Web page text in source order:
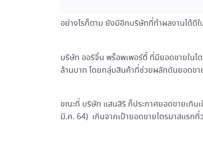
อย่างไรก็ตาม ยังมีอีกบริษัทที่ทำผลงานได้ดีใ
บริษัท ออริจิ้น พร็อพเพอร์ตี้ ที่มียอดขายในไ
ล้านบาท โดยกลุ่มสินค้าที่ช่วยผลักดันยอดขา
ขณะที่ บริษัท แสนสิริ ก็ประกาศยอดขายเกิน
มี.ค. 64) เกินจากเป้ายอดขายไตรมาสแรกที่